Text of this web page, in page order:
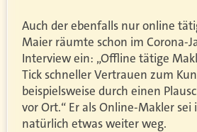
Auch der ebenfalls nur online
Maier räumte schon im Corona-
Interview ein: „Offline tätige
Tick schneller Vertrauen zum
beispielsweise durch einen
vor Ort.“ Er als Online-Makler sei
natürlich etwas weiter weg.